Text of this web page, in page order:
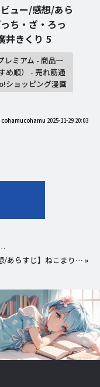
ビュー/感想/あら
ち・ざ・ろっ
井きくり 5
レミアム - 商品一
め順） - 売れ筋通
ショッピング漫画
cohamucohamu 2025-11-29 20:03
/あらすじ】ねこまり… »